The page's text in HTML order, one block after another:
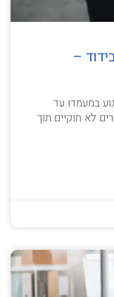
–
במעמדו עד
לא חוקיים תוך